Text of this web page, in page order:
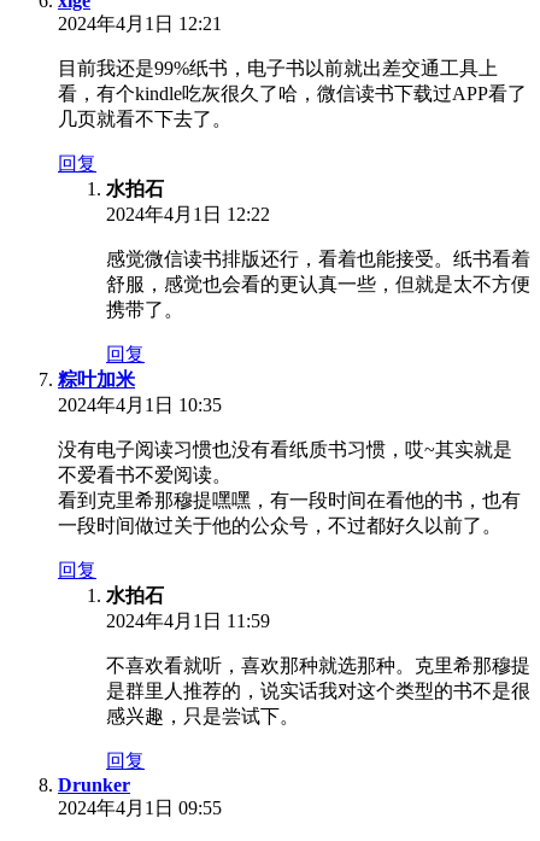
2024年4月1日 12:21
目前我还是99%纸书，电子书以前就出差交通工具上
看，有个kindle吃灰很久了哈，微信读书下载过APP看了
几页就看不下去了。
回复
水拍石
2024年4月1日 12:22
感觉微信读书排版还行，看着也能接受。纸书看着
舒服，感觉也会看的更认真一些，但就是太不方便
携带了。
回复
粽叶加米
2024年4月1日 10:35
没有电子阅读习惯也没有看纸质书习惯，哎~其实就是
不爱看书不爱阅读。
看到克里希那穆提嘿嘿，有一段时间在看他的书，也有
一段时间做过关于他的公众号，不过都好久以前了。
回复
水拍石
2024年4月1日 11:59
不喜欢看就听，喜欢那种就选那种。克里希那穆提
是群里人推荐的，说实话我对这个类型的书不是很
感兴趣，只是尝试下。
回复
Drunker
2024年4月1日 09:55